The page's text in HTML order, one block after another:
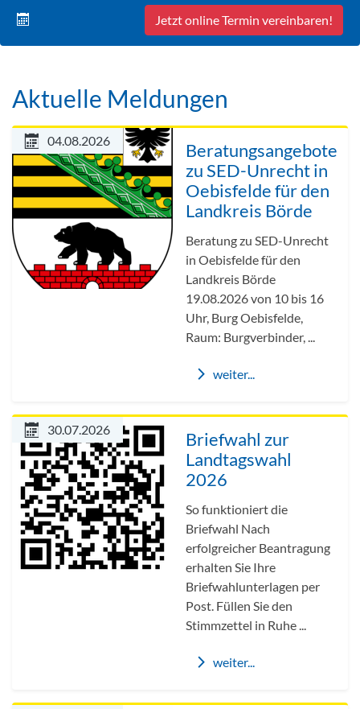
Jetzt online Termin vereinbaren!
Aktuelle Meldungen
Beratungsangebote
zu SED-Unrecht in
Oebisfelde für den
Landkreis Börde
Beratung zu SED-Unrecht
in Oebisfelde für den
Landkreis Börde
19.08.2026 von 10 bis 16
Uhr, Burg Oebisfelde,
Raum: Burgverbinder, ...
weiter...
04.08.2026
Briefwahl zur
Landtagswahl
2026
So funktioniert die
Briefwahl Nach
erfolgreicher Beantragung
erhalten Sie Ihre
Briefwahlunterlagen per
Post. Füllen Sie den
Stimmzettel in Ruhe ...
weiter...
30.07.2026